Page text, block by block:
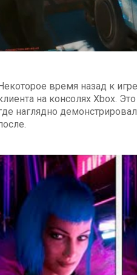
Некоторое время назад к
на консолях Xbox.
наглядно